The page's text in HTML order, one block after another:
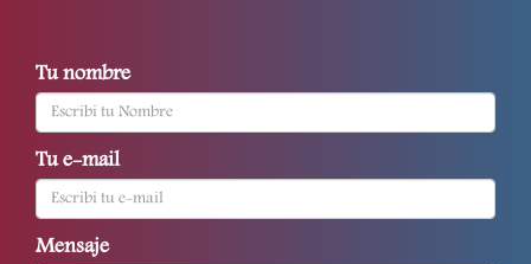
Tu nombre
Tu e-mail
Mensaje